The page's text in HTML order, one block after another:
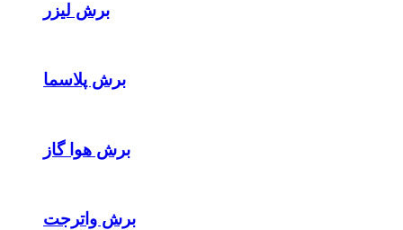
برش لیزر
برش پلاسما
برش هوا گاز
برش واترجت